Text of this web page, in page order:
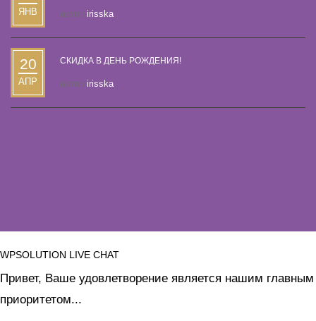
ЯНВ автор irisska
20
АПР
СКИДКА В ДЕНЬ РОЖДЕНИЯ!
автор irisska
WPSOLUTION LIVE CHAT
Привет, Ваше удовлетворение является нашим главным
приоритетом...